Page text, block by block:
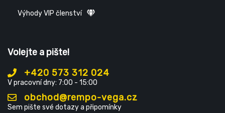
Výhody VIP členství
Volejte a pište!
+420 573 312 024
V pracovní dny: 7:00 - 15:00
obchod@rempo-vega.cz
Sem pište své dotazy a připomínky